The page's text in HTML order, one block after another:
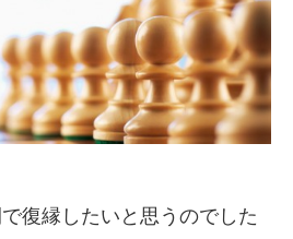
復縁したいと思うのでした